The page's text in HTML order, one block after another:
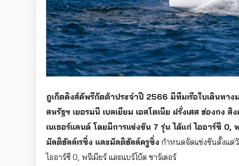
ภูเก็ตคิงส์คัพรีกัตต้าประจำปี 2566 มีทีมเรือใบเดินทาง
สหรัฐฯ เยอรมนี เบลเยียม เอสโตเนีย ฝรั่งเศส ฮ่องกง
เนเธอร์แลนด์ โดยมีการแข่งขัน 7 รุ่น ได้แก่ ไออาร์ซี 0,
มัลติฮัลล์เรซิ่ง และมัลติฮัลล์ครูซิ่ง กำหนดจัดแข่งขันตั้งแต่
ไออาร์ซี 0, พรีเมียร์ และแบร์โบ้ต ชาร์เตอร์